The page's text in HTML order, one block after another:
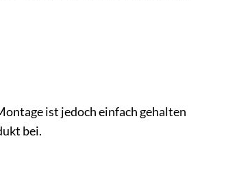
ist jedoch einfach gehalten
bei.